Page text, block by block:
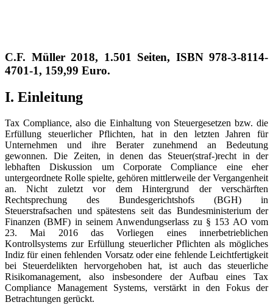
C.F. Müller 2018, 1.501 Seiten, ISBN 978-3-8114-
4701-1, 159,99 Euro.
I. Einleitung
Tax Compliance, also die Einhaltung von Steuergesetzen bzw. die
Erfüllung steuerlicher Pflichten, hat in den letzten Jahren für
Unternehmen und ihre Berater zunehmend an Bedeutung
gewonnen. Die Zeiten, in denen das Steuer(straf-)recht in der
lebhaften Diskussion um Corporate Compliance eine eher
untergeordnete Rolle spielte, gehören mittlerweile der Vergangenheit
an. Nicht zuletzt vor dem Hintergrund der verschärften
Rechtsprechung des Bundesgerichtshofs (BGH) in
Steuerstrafsachen und spätestens seit das Bundesministerium der
Finanzen (BMF) in seinem Anwendungserlass zu § 153 AO vom
23. Mai 2016 das Vorliegen eines innerbetrieblichen
Kontrollsystems zur Erfüllung steuerlicher Pflichten als mögliches
Indiz für einen fehlenden Vorsatz oder eine fehlende Leichtfertigkeit
bei Steuerdelikten hervorgehoben hat, ist auch das steuerliche
Risikomanagement, also insbesondere der Aufbau eines Tax
Compliance Management Systems, verstärkt in den Fokus der
Betrachtungen gerückt.